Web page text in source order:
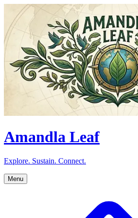
Amandla Leaf
Explore. Sustain. Connect.
Menu